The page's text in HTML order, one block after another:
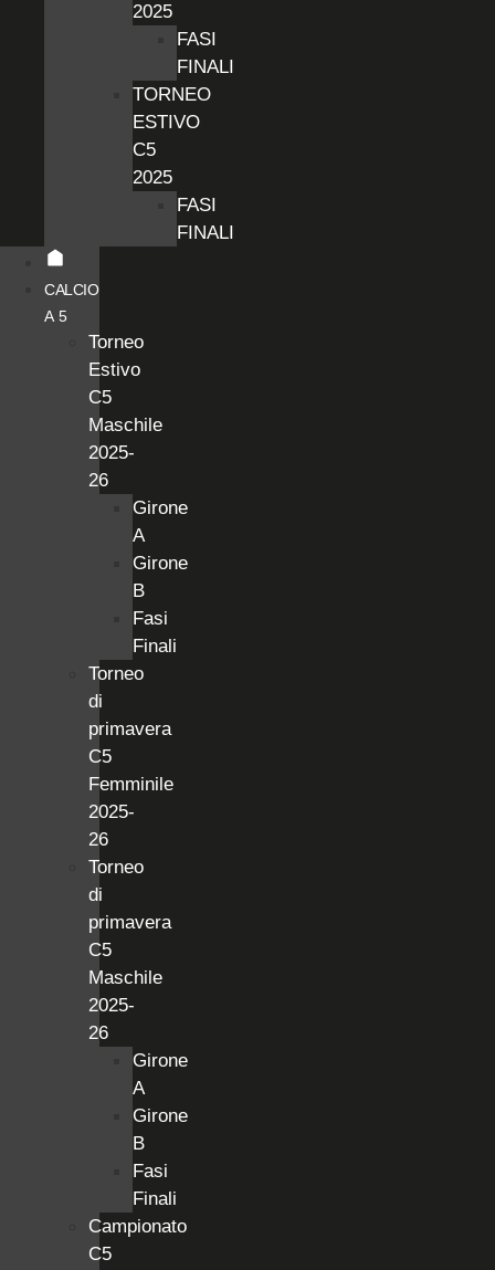
2025
FASI
FINALI
TORNEO
ESTIVO
C5
2025
FASI
FINALI
CALCIO
A 5
Torneo
Estivo
C5
Maschile
2025-
26
Girone
A
Girone
B
Fasi
Finali
Torneo
di
primavera
C5
Femminile
2025-
26
Torneo
di
primavera
C5
Maschile
2025-
26
Girone
A
Girone
B
Fasi
Finali
Campionato
C5